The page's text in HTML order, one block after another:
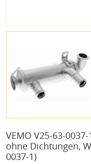
VEMO V25-63-
ohne Dichtungen,
0037-1)